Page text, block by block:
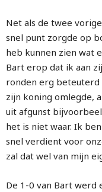
Net als de twee
snel punt zorgde op
heb kunnen zien wat
Bart erop dat ik aan
ronden erg
zijn koning omlegde,
uit afgunst
het is niet waar. Ik
snel verdient voor
zal dat wel van mijn
De 1-0 van Bart werd